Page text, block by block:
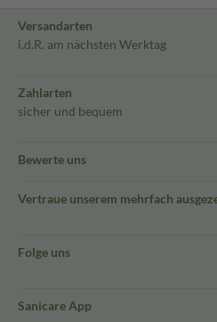
Versandarten
i.d.R. am nächsten Werktag
Zahlarten
sicher und bequem
Bewerte uns
Vertraue unserem mehrfach
Folge uns
Sanicare App